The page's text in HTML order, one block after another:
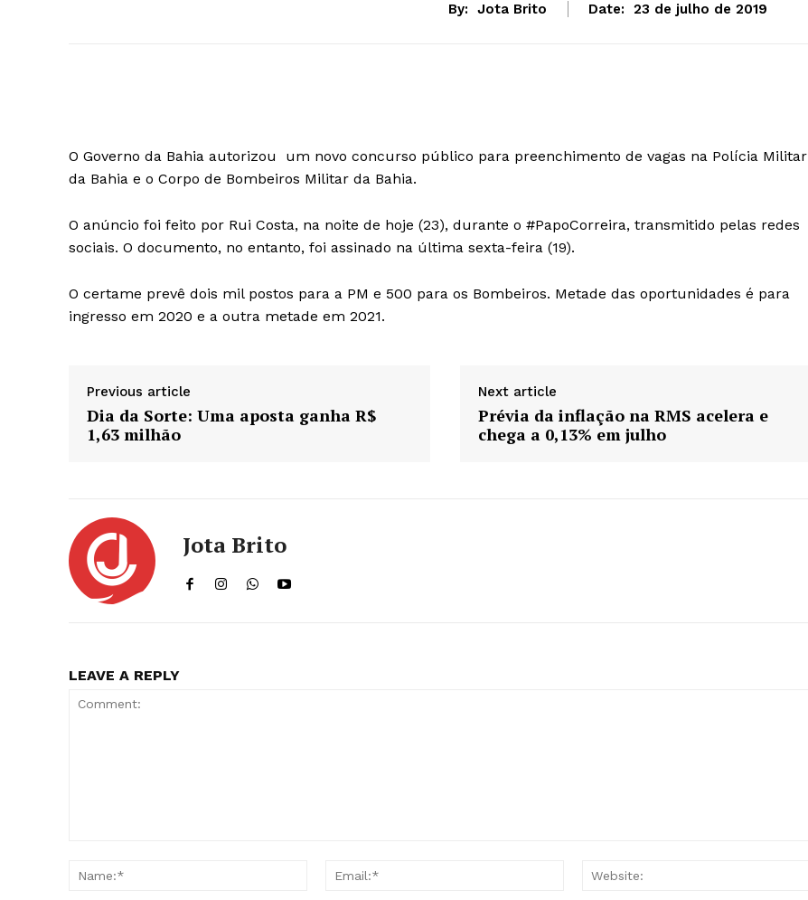
By: Jota Brito Date: 23 de julho de 2019
O Governo da Bahia autorizou um novo concurso público para preenchimento de vagas na Polícia Militar
da Bahia e o Corpo de Bombeiros Militar da Bahia.
O anúncio foi feito por Rui Costa, na noite de hoje (23), durante o #PapoCorreira, transmitido pelas redes
sociais. O documento, no entanto, foi assinado na última sexta-feira (19).
O certame prevê dois mil postos para a PM e 500 para os Bombeiros. Metade das oportunidades é para
ingresso em 2020 e a outra metade em 2021.
Previous article
Dia da Sorte: Uma aposta ganha R$
1,63 milhão
Next article
Prévia da inflação na RMS acelera e
chega a 0,13% em julho
Jota Brito
LEAVE A REPLY
Name:*
Email:*